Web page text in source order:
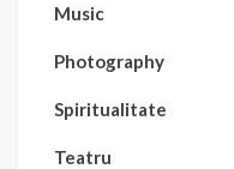
Music
Photography
Spiritualitate
Teatru